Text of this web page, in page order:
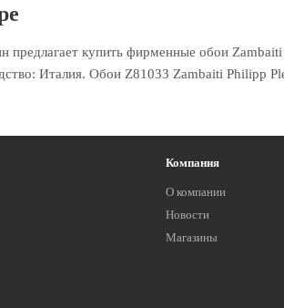
предлагает купить фирменные обои
Италия. Обои Z81033 Zambaiti Philipp
Компания
О компании
Новости
Магазины